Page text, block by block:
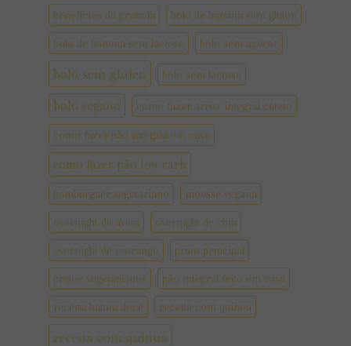
benefícios da granola bolo de banana sem gluten
bolo de banana sem lactose bolo sem açúcar
bolo sem gluten bolo sem lactose
bolo vegano como fazer arroz integral cateto
como fazer pão integral em casa
como fazer pão low carb
hamburguer vegetariano mousse vegana
overnight de aveia overnight de chia
overnight de morango prato principal
pratos vegetarianos pão integral feito em casa
receita batata doce receita com quinoa
receita com quinua